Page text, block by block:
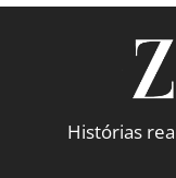
Histórias